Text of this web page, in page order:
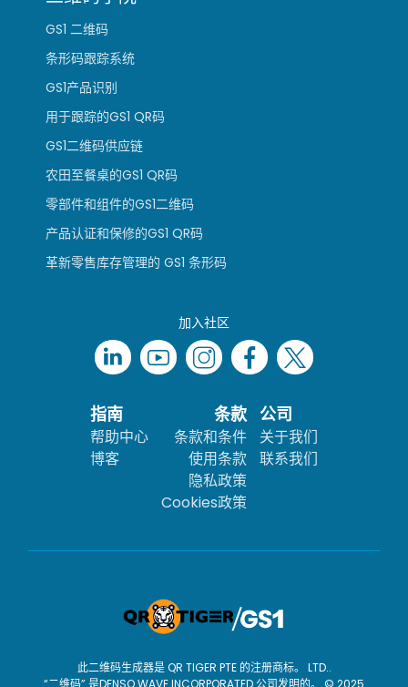
GS1 二维码
条形码跟踪系统
GS1产品识别
用于跟踪的GS1 QR码
GS1二维码供应链
农田至餐桌的GS1 QR码
零部件和组件的GS1二维码
产品认证和保修的GS1 QR码
革新零售库存管理的 GS1 条形码
加入社区
指南
帮助中心
博客
条款
条款和条件
使用条款
隐私政策
Cookies政策
公司
关于我们
联系我们
此二维码生成器是 QR TIGER PTE 的注册商标。 LTD..
“二维码” 是DENSO WAVE INCORPORATED 公司发明的。 © 2025